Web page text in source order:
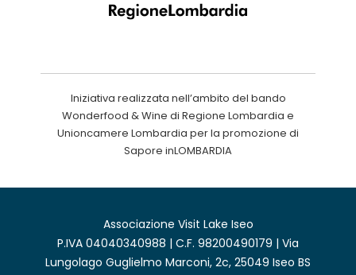
Iniziativa realizzata nell’ambito del bando
Wonderfood & Wine di Regione Lombardia e
Unioncamere Lombardia per la promozione di
Sapore inLOMBARDIA
Associazione Visit Lake Iseo
P.IVA 04040340988 | C.F. 98200490179 | Via
Lungolago Guglielmo Marconi, 2c, 25049 Iseo BS